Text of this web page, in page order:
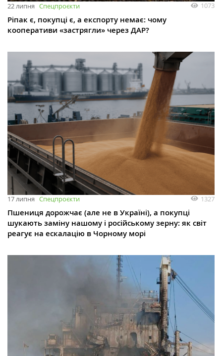
22 липня Спецпроєкти 1073
Ріпак є, покупці є, а експорту немає: чому
кооперативи «застрягли» через ДАР?
17 липня Спецпроєкти 1327
Пшениця дорожчає (але не в Україні), а покупці
шукають заміну нашому і російському зерну: як світ
реагує на ескалацію в Чорному морі